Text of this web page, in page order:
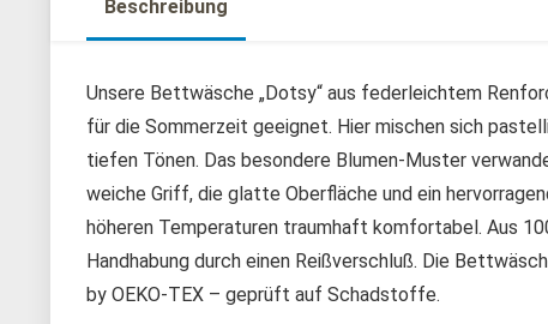
Beschreibung
Unsere Bettwäsche „Dotsy“ aus federleichtem
für die Sommerzeit geeignet. Hier mischen sich
tiefen Tönen. Das besondere Blumen-Muster
weiche Griff, die glatte Oberfläche und ein
höheren Temperaturen traumhaft komfortabel. Aus
Handhabung durch einen Reißverschluß. Die
by OEKO-TEX – geprüft auf Schadstoffe.